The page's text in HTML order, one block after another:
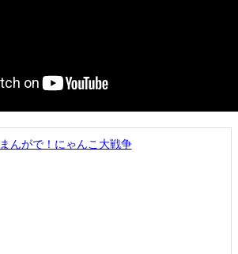
まんがで！にゃんこ大戦争